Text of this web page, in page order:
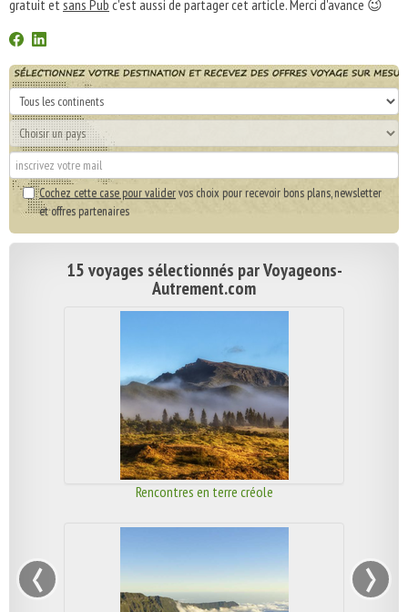
gratuit etsans Pub c'est aussi de partager cet article. Merci d'avance 😉
Cochez cette case pour validervos choix pour recevoir bons plans, newsletter
et offres partenaires
15 voyages sélectionnés par Voyageons-
Autrement.com
Rencontres en terre créole
‹ ›